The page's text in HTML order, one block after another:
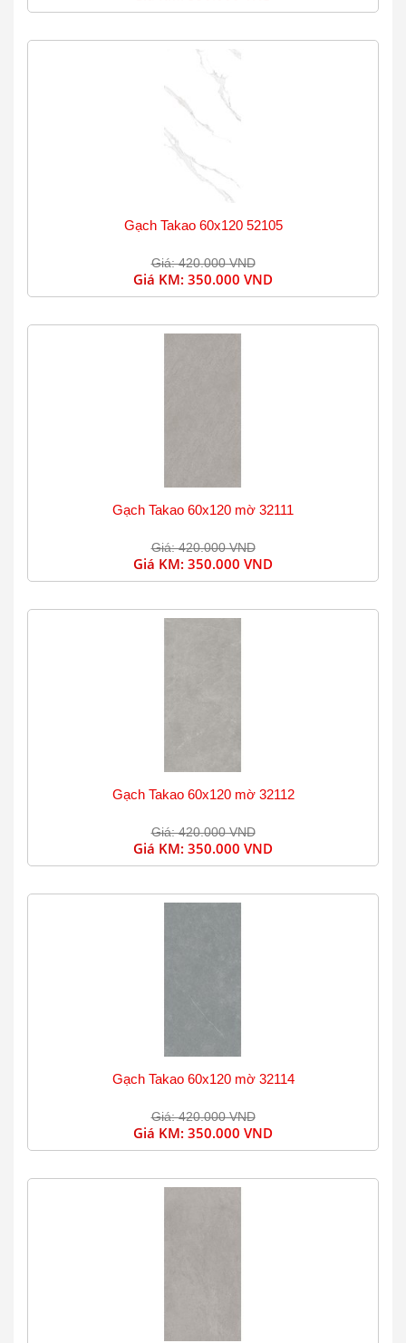
Gạch Takao 60x120 52105
Giá: 420.000 VND
Giá KM: 350.000 VND
Gạch Takao 60x120 mờ 32111
Giá: 420.000 VND
Giá KM: 350.000 VND
Gạch Takao 60x120 mờ 32112
Giá: 420.000 VND
Giá KM: 350.000 VND
Gạch Takao 60x120 mờ 32114
Giá: 420.000 VND
Giá KM: 350.000 VND